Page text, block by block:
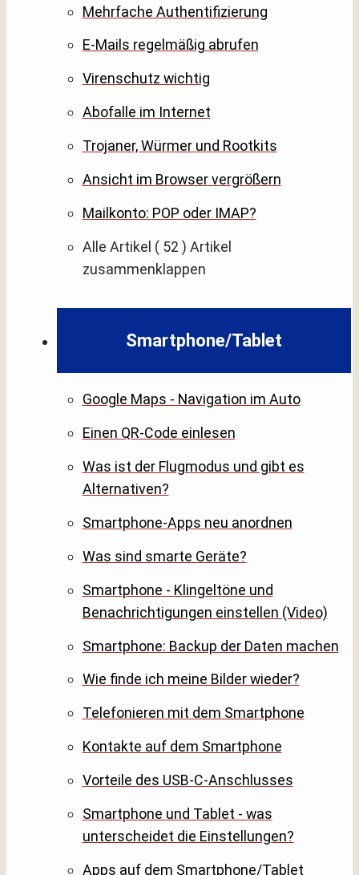
Mehrfache Authentifizierung
E-Mails regelmäßig abrufen
Virenschutz wichtig
Abofalle im Internet
Trojaner, Würmer und Rootkits
Ansicht im Browser vergrößern
Mailkonto: POP oder IMAP?
Alle Artikel ( 52 ) Artikel
zusammenklappen
Smartphone/Tablet
Google Maps - Navigation im Auto
Einen QR-Code einlesen
Was ist der Flugmodus und gibt es
Alternativen?
Smartphone-Apps neu anordnen
Was sind smarte Geräte?
Smartphone - Klingeltöne und
Benachrichtigungen einstellen (Video)
Smartphone: Backup der Daten machen
Wie finde ich meine Bilder wieder?
Telefonieren mit dem Smartphone
Kontakte auf dem Smartphone
Vorteile des USB-C-Anschlusses
Smartphone und Tablet - was
unterscheidet die Einstellungen?
Apps auf dem Smartphone/Tablet